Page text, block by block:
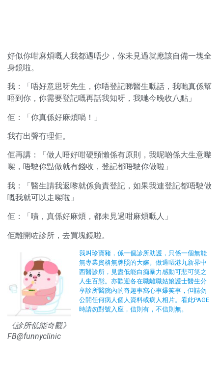
好似你咁麻煩嘅人我都遇唔少，你未見過就應該自備一塊全
身鏡啦。
我：「唔好意思呀先生，你唔登記睇醫生嘅話，我哋真係幫
唔到你，你需要登記嘅再話我知呀，我哋今晚收八點」
佢：「你真係好麻煩喎！」
我冇出聲冇理佢。
佢再講：「做人唔好咁硬頸懶係有原則，我呢啲係大生意嚟
㗎，唔駛你點做就有錢收，登記都唔駛你做啦」
我：「醫生請我返嚟就係負責登記，如果我連登記都唔駛做
嘅我就可以走㗎啦」
佢：「嘖，真係好麻煩，都未見過咁麻煩嘅人」
佢離開咗診所，去買塊鏡啦。
《診所低能奇觀》
FB@funnyclinic
我叫珍寶豬，係一個診所助護，只係一個無能
無專業資格無牌照的大嬸。做過晒港九新界中
西醫診所，見盡低能白痴暴力感動可悲可笑之
人生百態。亦歡迎各在職離職姑娘護士醫生分
享診所醫院內的奇趣事窩心事爆笑事，但請勿
公開任何病人個人資料或病人相片。看此PAGE
時請勿對號入座，信則有，不信則無。